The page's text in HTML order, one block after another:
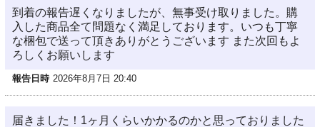
到着の報告遅くなりましたが、無事受け取りました。購
入した商品全て問題なく満足しております。いつも丁寧
な梱包で送って頂きありがとうございます また次回もよ
ろしくお願いします
報告日時 2026年8月7日 20:40
届きました！1ヶ月くらいかかるのかと思っておりました